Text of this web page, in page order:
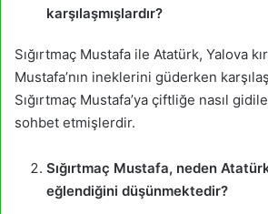
karşılaşmışlardır?
Sığırtmaç Mustafa ile Atatürk, Yalova
Mustafa’nın ineklerini güderken
Sığırtmaç Mustafa’ya çiftliğe nasıl
sohbet etmişlerdir.
Sığırtmaç Mustafa, neden
eğlendiğini düşünmektedir?